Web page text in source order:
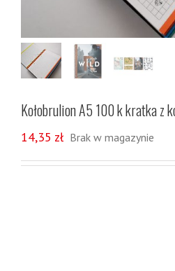
Kołobrulion A5 100 k kratka z
14,35 zł Brak w magazynie